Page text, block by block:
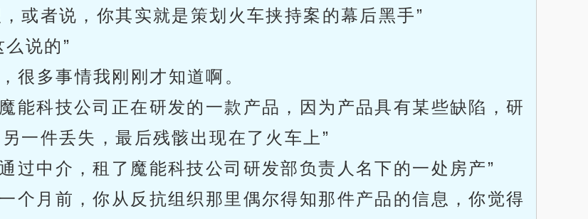
或者说，你其实就是策划火车挟持案的幕后黑手”
说的”
很多事情我刚刚才知道啊。
能科技公司正在研发的一款产品，因为产品具有某些缺陷，研
一件丢失，最后残骸出现在了火车上”
过中介，租了魔能科技公司研发部负责人名下的一处房产”
个月前，你从反抗组织那里偶尔得知那件产品的信息，你觉得